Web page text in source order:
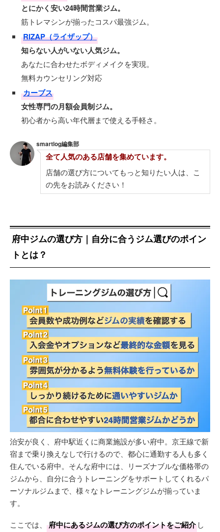
とにかく安い24時間営業ジム。
筋トレマシンが揃ったコスパ最強ジム。
RIZAP（ライザップ）
知らない人がいない人気ジム。
あなたに合わせたボディメイクを実現。
無料カウンセリング対応
カーブス
女性専門の月額会員制ジム。
初心者から高い年代層まで使える手軽さ。
smartlog編集部
全て人気のある店舗を集めています。
店舗の選び方についてもっと知りたい人は、こ
の先をお読みください！
府中ジムの選び方｜自分に合うジム選びのポイン
トとは？
治安が良く、府中駅近くに商業施設が多い府中。京王線で新
宿まで乗り換えなしで行けるので、都心に通勤する人も多く
住んでいる府中。そんな府中には、リーズナブルな価格帯の
ジムから、自分に合うトレーニングをサポートしてくれるパ
ーソナルジムまで、様々なトレーニングジムが揃っていま
す。
ここでは、 府中にあるジムの選び方のポイントをご紹介 し